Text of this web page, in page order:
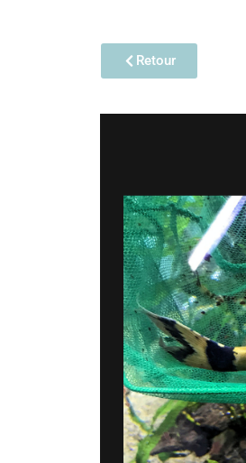
Retour